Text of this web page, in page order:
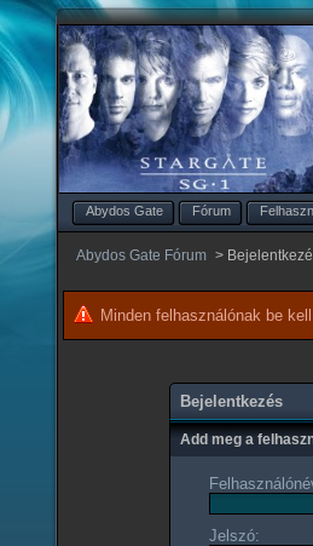
Abydos Gate Fórum
Abydos Gate Fórum >
Minden felhasználónak be
Bejelentkezés
Add meg a
Jelszó: